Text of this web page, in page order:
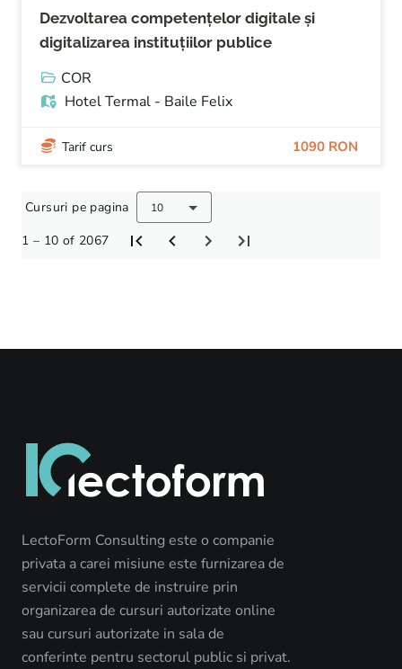
Dezvoltarea competențelor digitale și
digitalizarea instituțiilor publice
COR
Hotel Termal - Baile Felix
Tarif curs 1090 RON
Cursuri pe pagina 10
1 – 10 of 2067
LectoForm Consulting este o companie
privata a carei misiune este furnizarea de
servicii complete de instruire prin
organizarea de cursuri autorizate online
sau cursuri autorizate in sala de
conferinte pentru sectorul public si privat.